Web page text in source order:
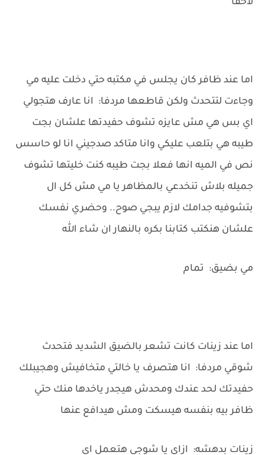
لاحقا ""
اما عند ظافر كان يجلس في مكتبه حتي دخلت عليه مي
وجاءت لتتحدث ولكن قاطعها مردفا: انا عارف هتجولي
اي بس هي مش عايزه تشوف حفيدتها علشان بجت
طيبه هي بتلعب عليكي وانا متاكد صدجيني انا لو حاسس
نص في الميه انها فعلا بجت طيبه كنت خليتها تشوف
جميله بلاش تنخدعي بالمظاهر يا مي مش كل ال
بتشوفيه جدامك لازم يبجي صوح.. وحضري نفسك
علشان هنكتب كتابنا بكره بالنهار ان شاء الله
مي بضيق: تمام
اما عند زينات كانت تشعر بالضيق الشديد فتحدث
شوقي مردفا: انا هتصرف يا خالتي متخافيش وهجيبلك
حفيدتك لحد عندك ومحدش هيجدر ياخدها منك حتي
ظافر بيه بنفسه هيسكت ومش هيدافع عنها
زينات بدهشه: ازاي يا شوجي هتعمل اي